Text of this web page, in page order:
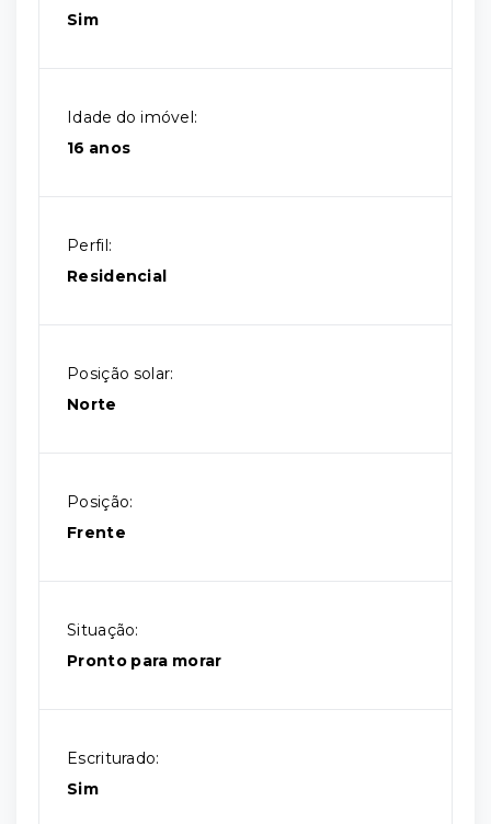
Sim
Idade do imóvel:
16 anos
Perfil:
Residencial
Posição solar:
Norte
Posição:
Frente
Situação:
Pronto para morar
Escriturado:
Sim